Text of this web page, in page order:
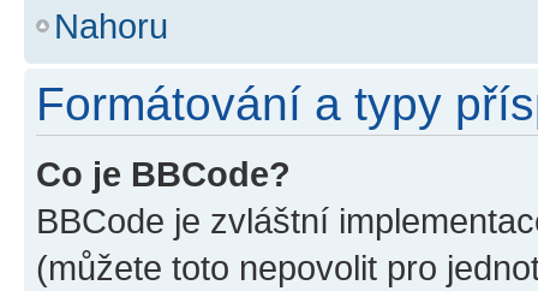
Nahoru
Formátování a typy
Co je BBCode?
BBCode je zvláštní
(můžete toto nepovolit pro